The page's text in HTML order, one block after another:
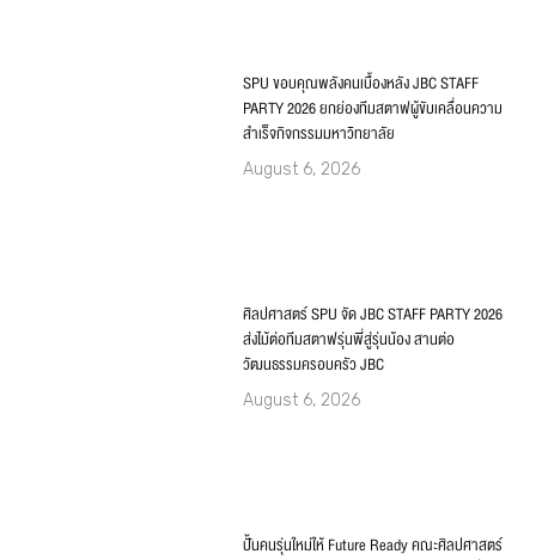
SPU ขอบคุณพลังคนเบื้องหลัง JBC STAFF
PARTY 2026 ยกย่องทีมสตาฟผู้ขับเคลื่อนความ
สำเร็จกิจกรรมมหาวิทยาลัย
August 6, 2026
ศิลปศาสตร์ SPU จัด JBC STAFF PARTY 2026
ส่งไม้ต่อทีมสตาฟรุ่นพี่สู่รุ่นน้อง สานต่อ
วัฒนธรรมครอบครัว JBC
August 6, 2026
ปั้นคนรุ่นใหม่ให้ Future Ready คณะศิลปศาสตร์